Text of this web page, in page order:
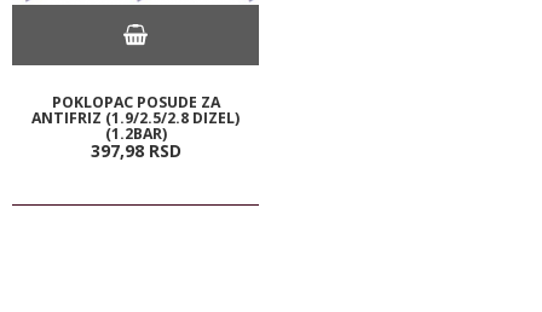
POKLOPAC POSUDE ZA
ANTIFRIZ (1.9/2.5/2.8 DIZEL)
(1.2BAR)
397,98 RSD